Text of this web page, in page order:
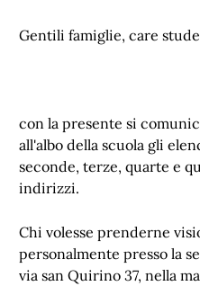
Gentili famiglie, care
con la presente si
all'albo della scuola gli
seconde, terze, quarte e
indirizzi.
Chi volesse prenderne
personalmente presso la
via san Quirino 37, nella